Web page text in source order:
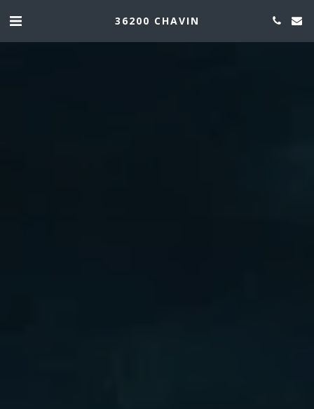
36200 CHAVIN